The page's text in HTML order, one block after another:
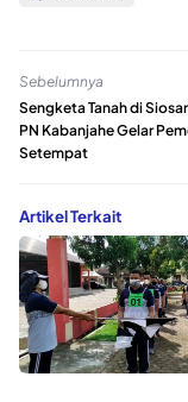
Sebelumnya
Sengketa Tanah di
PN Kabanjahe Gelar
Setempat
Artikel Terkait